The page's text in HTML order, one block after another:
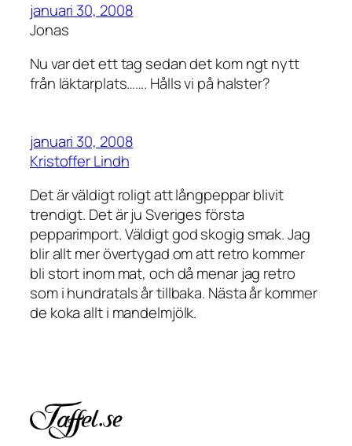
januari 30, 2008
Jonas
Nu var det ett tag sedan det kom ngt nytt
från läktarplats……. Hålls vi på halster?
januari 30, 2008
Kristoffer Lindh
Det är väldigt roligt att långpeppar blivit
trendigt. Det är ju Sveriges första
pepparimport. Väldigt god skogig smak. Jag
blir allt mer övertygad om att retro kommer
bli stort inom mat, och då menar jag retro
som i hundratals år tillbaka. Nästa år kommer
de koka allt i mandelmjölk.